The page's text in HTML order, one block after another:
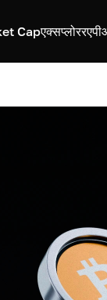
Capएक्सप्लोरर